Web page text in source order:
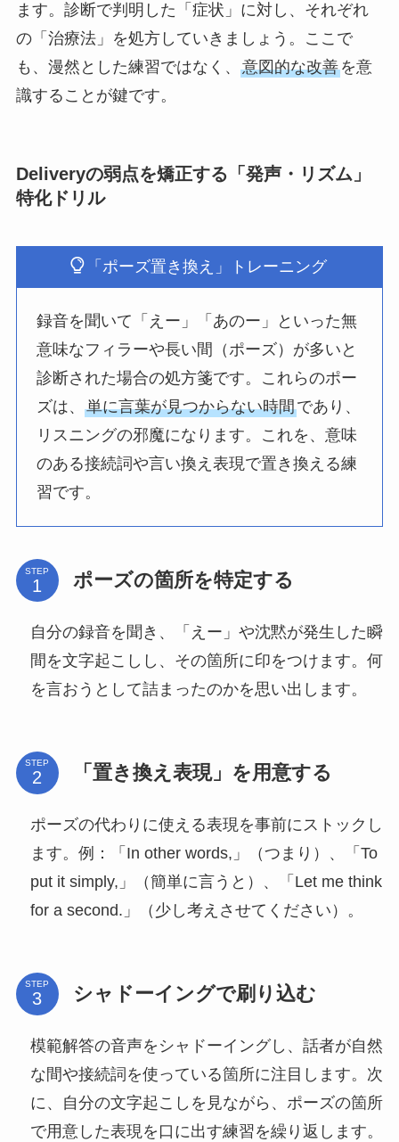
ます。診断で判明した「症状」に対し、それぞれ
の「治療法」を処方していきましょう。ここで
も、漫然とした練習ではなく、 意図的な改善を意
識することが鍵です。
Deliveryの弱点を矯正する「発声・リズム」
特化ドリル
「ポーズ置き換え」トレーニング
録音を聞いて「えー」「あのー」といった無
意味なフィラーや長い間（ポーズ）が多いと
診断された場合の処方箋です。これらのポー
ズは、単に言葉が見つからない時間であり、
リスニングの邪魔になります。これを、意味
のある接続詞や言い換え表現で置き換える練
習です。
STEP ポーズの箇所を特定する
自分の録音を聞き、「えー」や沈黙が発生した瞬
間を文字起こしし、その箇所に印をつけます。何
を言おうとして詰まったのかを思い出します。
STEP 「置き換え表現」を用意する
ポーズの代わりに使える表現を事前にストックし
ます。例：「In other words,」（つまり）、「To
put it simply,」（簡単に言うと）、「Let me think
for a second.」（少し考えさせてください）。
STEP シャドーイングで刷り込む
模範解答の音声をシャドーイングし、話者が自然
な間や接続詞を使っている箇所に注目します。次
に、自分の文字起こしを見ながら、ポーズの箇所
で用意した表現を口に出す練習を繰り返します。